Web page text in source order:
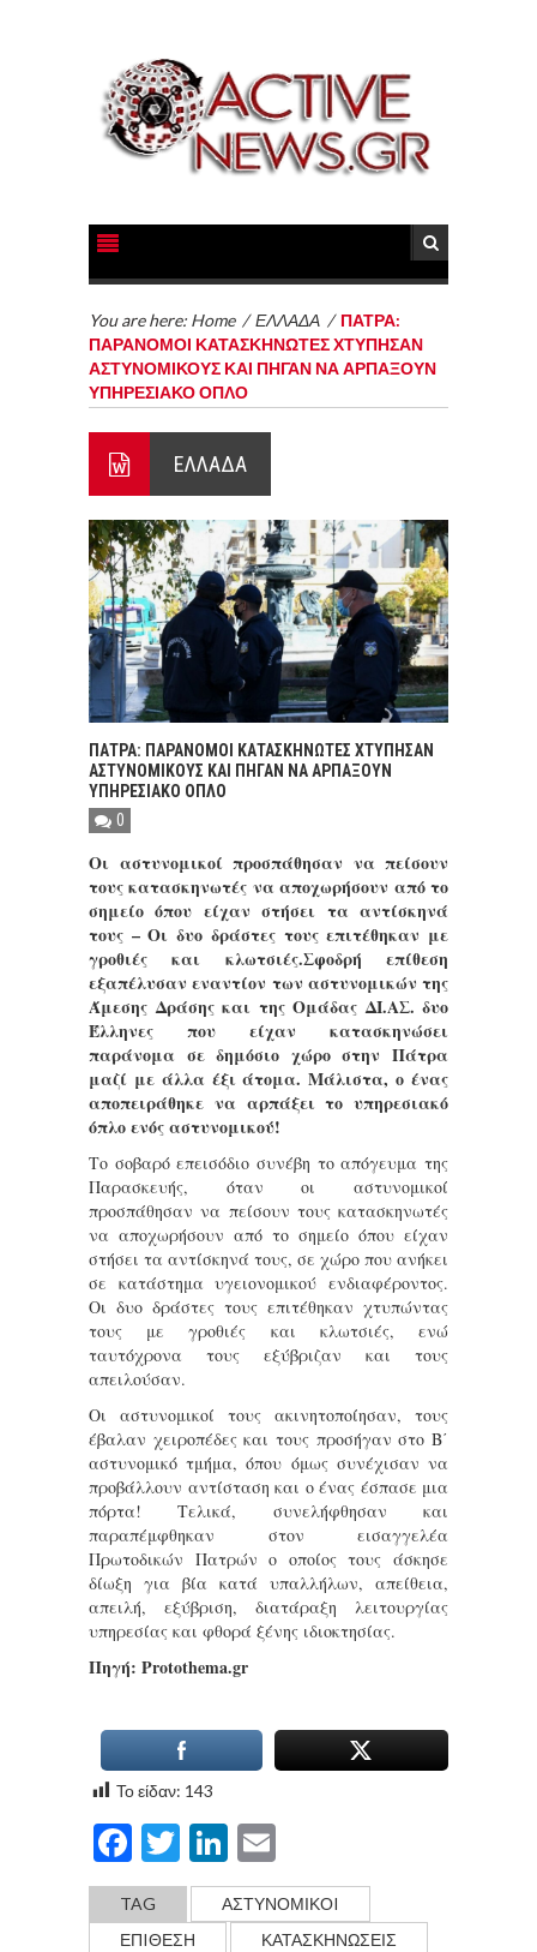
You are here: Home /ΕΛΛΑΔΑ / ΠΑΤΡΑ:
ΠΑΡΑΝΟΜΟΙ ΚΑΤΑΣΚΗΝΩΤΕΣ ΧΤΥΠΗΣΑΝ
ΑΣΤΥΝΟΜΙΚΟΥΣ ΚΑΙ ΠΗΓΑΝ ΝΑ ΑΡΠΑΞΟΥΝ
ΥΠΗΡΕΣΙΑΚΟ ΟΠΛΟ
ΕΛΛΑΔΑ
ΠΑΤΡΑ: ΠΑΡΑΝΟΜΟΙ ΚΑΤΑΣΚΗΝΩΤΕΣ ΧΤΥΠΗΣΑΝ
ΑΣΤΥΝΟΜΙΚΟΥΣ ΚΑΙ ΠΗΓΑΝ ΝΑ ΑΡΠΑΞΟΥΝ
ΥΠΗΡΕΣΙΑΚΟ ΟΠΛΟ
0
Οι αστυνομικοί προσπάθησαν να πείσουν
τους κατασκηνωτές να αποχωρήσουν από το
σημείο όπου είχαν στήσει τα αντίσκηνά
τους – Οι δυο δράστες τους επιτέθηκαν με
γροθιές και κλωτσιές.Σφοδρή επίθεση
εξαπέλυσαν εναντίον των αστυνομικών της
Άμεσης Δράσης και της Ομάδας ΔΙ.ΑΣ. δυο
Έλληνες που είχαν κατασκηνώσει
παράνομα σε δημόσιο χώρο στην Πάτρα
μαζί με άλλα έξι άτομα. Μάλιστα, ο ένας
αποπειράθηκε να αρπάξει το υπηρεσιακό
όπλο ενός αστυνομικού!
Το σοβαρό επεισόδιο συνέβη το απόγευμα της
Παρασκευής, όταν οι αστυνομικοί
προσπάθησαν να πείσουν τους κατασκηνωτές
να αποχωρήσουν από το σημείο όπου είχαν
στήσει τα αντίσκηνά τους, σε χώρο που ανήκει
σε κατάστημα υγειονομικού ενδιαφέροντος.
Οι δυο δράστες τους επιτέθηκαν χτυπώντας
τους με γροθιές και κλωτσιές, ενώ
ταυτόχρονα τους εξύβριζαν και τους
απειλούσαν.
Οι αστυνομικοί τους ακινητοποίησαν, τους
έβαλαν χειροπέδες και τους προσήγαν στο Β΄
αστυνομικό τμήμα, όπου όμως συνέχισαν να
προβάλλουν αντίσταση και ο ένας έσπασε μια
πόρτα! Τελικά, συνελήφθησαν και
παραπέμφθηκαν στον εισαγγελέα
Πρωτοδικών Πατρών ο οποίος τους άσκησε
δίωξη για βία κατά υπαλλήλων, απείθεια,
απειλή, εξύβριση, διατάραξη λειτουργίας
υπηρεσίας και φθορά ξένης ιδιοκτησίας.
Πηγή: Protothema.gr
Το είδαν: 143
Facebook
TwitterLinkedIn
TAG
ΑΣΤΥΝΟΜΙΚΟI
ΕΠIΘΕΣΗ
ΚΑΤΑΣΚΗΝΩΣΕΙΣ